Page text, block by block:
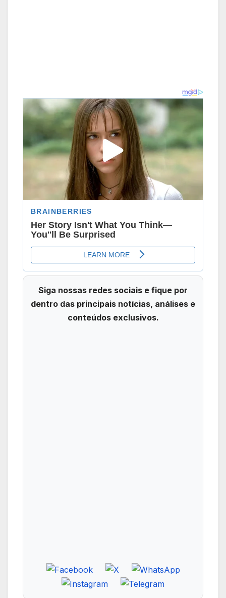
Siga nossas redes sociais e fique por
dentro das principais notícias, análises e
conteúdos exclusivos.